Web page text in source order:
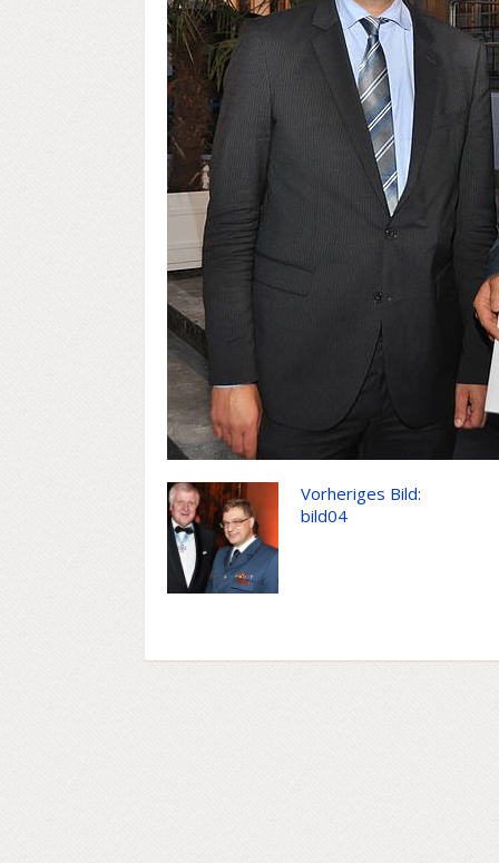
Vorheriges Bild:
bild04